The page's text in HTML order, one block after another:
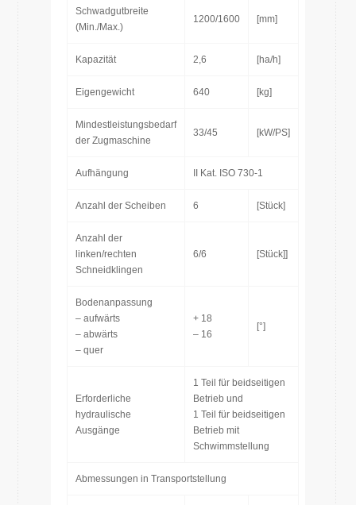
Schwadgutbreite
(Min./Max.)
1200/1600 [mm]
Kapazität 2,6 [ha/h]
Eigengewicht 640 [kg]
Mindestleistungsbedarf
der Zugmaschine
33/45 [kW/PS]
Aufhängung II Kat. ISO 730-1
Anzahl der Scheiben 6 [Stück]
Anzahl der
linken/rechten
Schneidklingen
6/6 [Stück]]
Bodenanpassung
– aufwärts
– abwärts
– quer
+ 18
– 16
[°]
Erforderliche
hydraulische
Ausgänge
1 Teil für beidseitigen
Betrieb und
1 Teil für beidseitigen
Betrieb mit
Schwimmstellung
Abmessungen in Transportstellung